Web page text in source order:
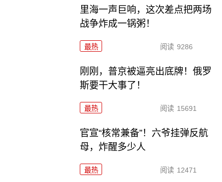
里海一声巨响，这次差点把两场
战争炸成一锅粥！
最热 阅读 9286
刚刚，普京被逼亮出底牌！俄罗
斯要干大事了！
最热 阅读 15691
官宣“核常兼备”！六爷挂弹反航
母，炸醒多少人
最热 阅读 12471